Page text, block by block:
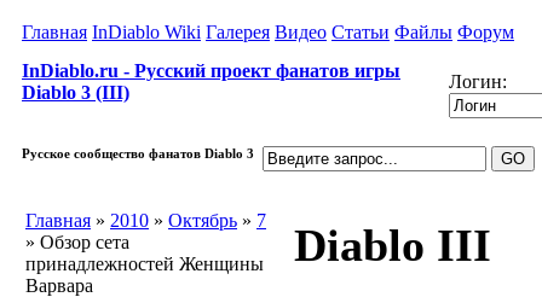
Главная InDiablo Wiki Галерея Видео Статьи Файлы Форум
InDiablo.ru - Русский проект фанатов игры
Diablo 3 (III)
Логин:
Русское сообщество фанатов Diablo 3
Главная » 2010 » Октябрь » 7
» Обзор cета
принадлежностей Женщины
Варвара
Diablo III